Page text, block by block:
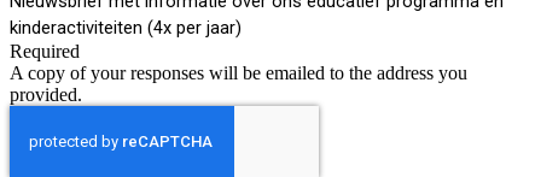
kinderactiviteiten (4x per jaar)
Required
A copy of your responses will be emailed to the address you
provided.